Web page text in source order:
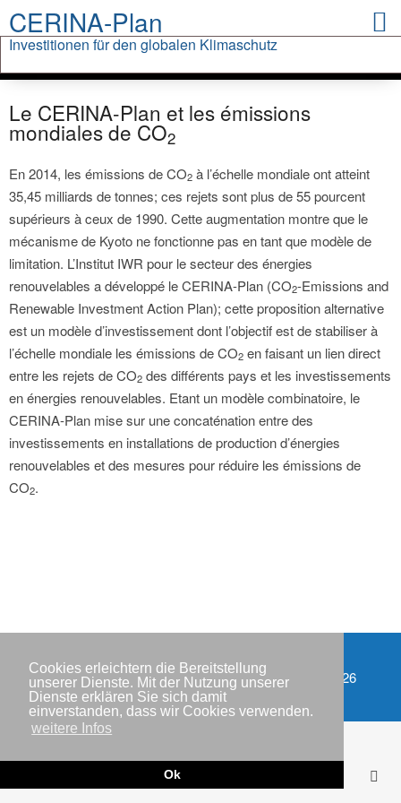
Cookies erleichtern die Bereitstellung
unserer Dienste. Mit der Nutzung unserer
Dienste erklären Sie sich damit
einverstanden, dass wir Cookies verwenden.
weitere Infos
Ok
CERINA-Plan
Investitionen für den globalen Klimaschutz
Le CERINA-Plan et les émissions
mondiales de CO2
En 2014, les émissions de CO2 à l’échelle mondiale ont atteint
35,45 milliards de tonnes; ces rejets sont plus de 55 pourcent
supérieurs à ceux de 1990. Cette augmentation montre que le
mécanisme de Kyoto ne fonctionne pas en tant que modèle de
limitation. L’Institut IWR pour le secteur des énergies
renouvelables a développé le CERINA-Plan (CO2-Emissions and
Renewable Investment Action Plan); cette proposition alternative
est un modèle d’investissement dont l’objectif est de stabiliser à
l’échelle mondiale les émissions de CO2 en faisant un lien direct
entre les rejets de CO2 des différents pays et les investissements
en énergies renouvelables. Etant un modèle combinatoire, le
CERINA-Plan mise sur une concaténation entre des
investissements en installations de production d’énergies
renouvelables et des mesures pour réduire les émissions de
CO2.
Copyright © IWR 2026